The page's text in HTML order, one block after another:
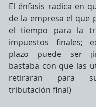
El énfasis radica en
de la empresa el que
el tiempo para la
impuestos finales;
plazo puede ser
bastaba con que las
retiraran para
tributación final)